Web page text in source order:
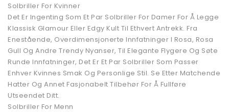
Solbriller For Kvinner
Det Er Ingenting Som Et Par Solbriller For Damer For Å Legge
Klassisk Glamour Eller Edgy Kult Til Ethvert Antrekk. Fra
Enestående, Overdimensjonerte Innfatninger I Rosa, Rosa
Gull Og Andre Trendy Nyanser, Til Elegante Flygere Og Søte
Runde Innfatninger, Det Er Et Par Solbriller Som Passer
Enhver Kvinnes Smak Og Personlige Stil. Se Etter Matchende
Hatter Og Annet Fasjonabelt Tilbehør For Å Fullføre
Utseendet Ditt.
Solbriller For Menn